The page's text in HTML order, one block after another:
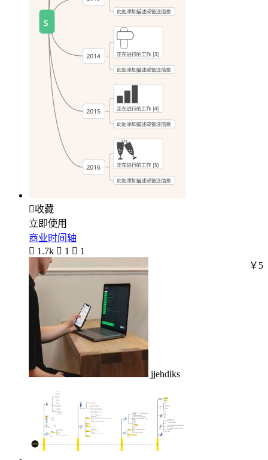
收藏
立即使用
商业时间轴
 1.7k  1  1
jjehdlks
￥5